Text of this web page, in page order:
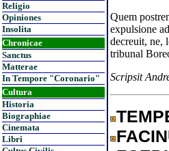
Religio
Opiniones
Insolita
Chronicae
Sanctus
Matterae
In Tempore "Coronario"
Cultura
Historia
Biographiae
Cinemata
Libri
Quem
expulsione
decreuit, ne,
tribunal
Scripsit